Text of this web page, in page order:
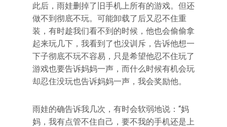
此后，雨娃删掉了旧手机上所有的游戏。但还
做不到彻底不玩。可能卸载了后又忍不住重
装，有时趁我们看不到的时候，他也会偷偷拿
起来玩几下，我看到了也没训斥，告诉他想一
下子彻底不玩不容易，只是希望他忍不住玩了
游戏也要告诉妈妈一声，而什么时候有机会玩
却忍住没玩也告诉妈妈一声，我会奖励他。
雨娃的确告诉我几次，有时会软弱地说：“妈
妈，我有点管不住自己，要不我的手机还是上